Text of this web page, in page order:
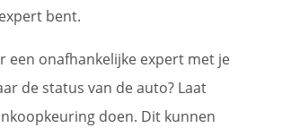
bent.
een onafhankelijke expert met je
de status van de auto? Laat
doen. Dit kunnen